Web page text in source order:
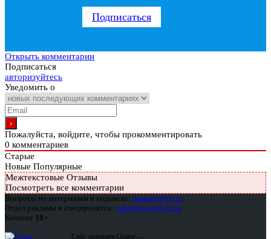
Подписаться
Открыть комментарии
Подписаться
авторизуйтесь
Уведомить о
Пожалуйста, войдите, чтобы прокомментировать
0 комментариев
Старые
Новые Популярные
Межтекстовые Отзывы
Посмотреть все комментарии
Вопросы по материалам и подписке: support@glc.ru
Отдел рекламы и спецпроектов: yakovleva.a@glc.ru
Контент 18+
Сайт защищен Qrator —